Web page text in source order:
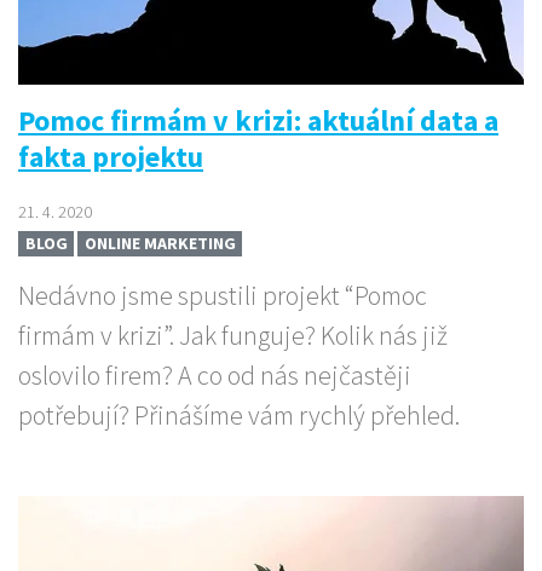
Pomoc firmám v krizi: aktuální data a
fakta projektu
21. 4. 2020
BLOG
ONLINE MARKETING
Nedávno jsme spustili projekt “Pomoc
firmám v krizi”. Jak funguje? Kolik nás již
oslovilo firem? A co od nás nejčastěji
potřebují? Přinášíme vám rychlý přehled.